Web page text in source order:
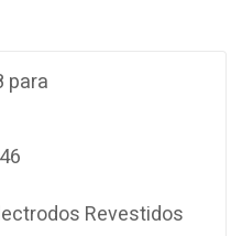
para
Revestidos